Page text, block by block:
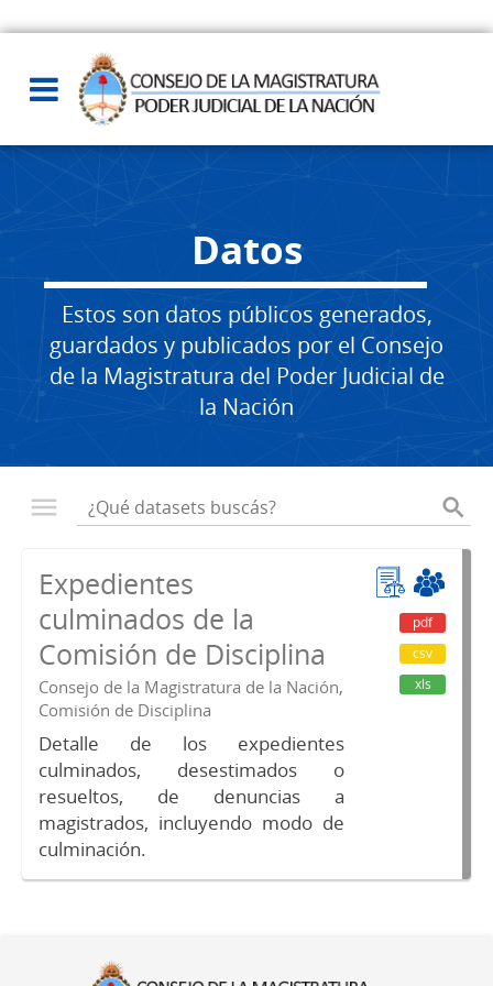
Datos
Estos son datos públicos generados,
guardados y publicados por el Consejo
de la Magistratura del Poder Judicial de
la Nación
Expedientes
culminados de la
Comisión de Disciplina
Consejo de la Magistratura de la Nación,
Comisión de Disciplina
Detalle de los expedientes
culminados, desestimados o
resueltos, de denuncias a
magistrados, incluyendo modo de
culminación.
pdf
csv
xls